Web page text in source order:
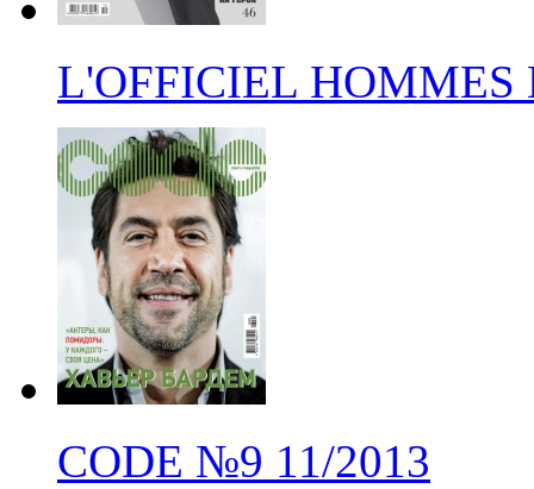
L'OFFICIEL HOMMES
CODE №9 11/2013